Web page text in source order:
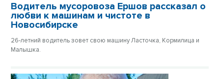
Водитель мусоровоза Ершов рассказал о
любви к машинам и чистоте в
Новосибирске
26-летний водитель зовет свою машину Ласточка, Кормилица и
Малышка.